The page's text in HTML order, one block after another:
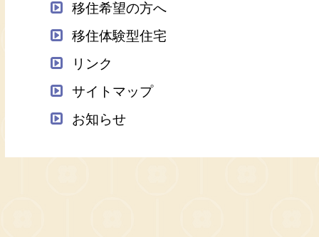
移住希望の方へ
移住体験型住宅
リンク
サイトマップ
お知らせ